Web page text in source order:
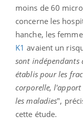
moins de 60
concerne les
hanche, les
K1 avaient un
sont indépendants
établis pour les
corporelle, l'apport
les maladies",
cette étude.